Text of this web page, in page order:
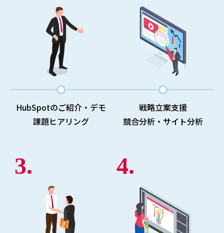
HubSpotのご紹介・デモ
課題ヒアリング
戦略立案支援
競合分析・サイト分析
3. 4.